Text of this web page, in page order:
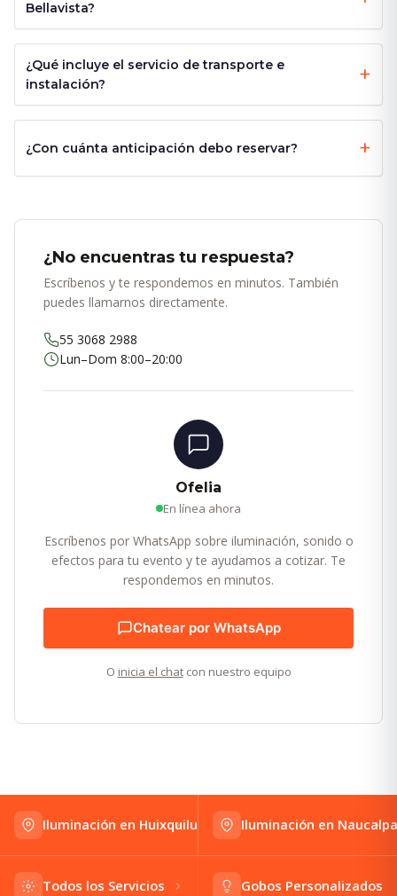
Bellavista?
¿Qué incluye el servicio de transporte e
instalación?
¿Con cuánta anticipación debo reservar?
¿No encuentras tu respuesta?
Escríbenos y te respondemos en minutos. También
puedes llamarnos directamente.
55 3068 2988
Lun–Dom 8:00–20:00
Ofelia
En línea ahora
Escríbenos por WhatsApp sobre iluminación, sonido o
efectos para tu evento y te ayudamos a cotizar. Te
respondemos en minutos.
Chatear por WhatsApp
O inicia el chatcon nuestro equipo
Iluminación en Huixquilucan Iluminación en
Todos los Servicios Gobos Personalizados